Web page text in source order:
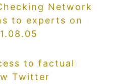
Network
to experts on
to factual
Twitter